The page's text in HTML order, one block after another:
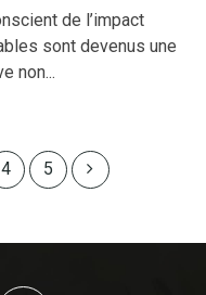
de l’impact
sont devenus une
non...
4 5